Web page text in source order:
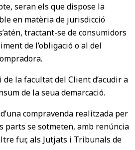
seran els que dispose la
en matèria de jurisdicció
tractant-se de consumidors
de l’obligació o al del
la facultat del Client d’acudir a
de la seua demarcació.
compravenda realitzada per
parts se sotmeten, amb renúncia
fur, als Jutjats i Tribunals de